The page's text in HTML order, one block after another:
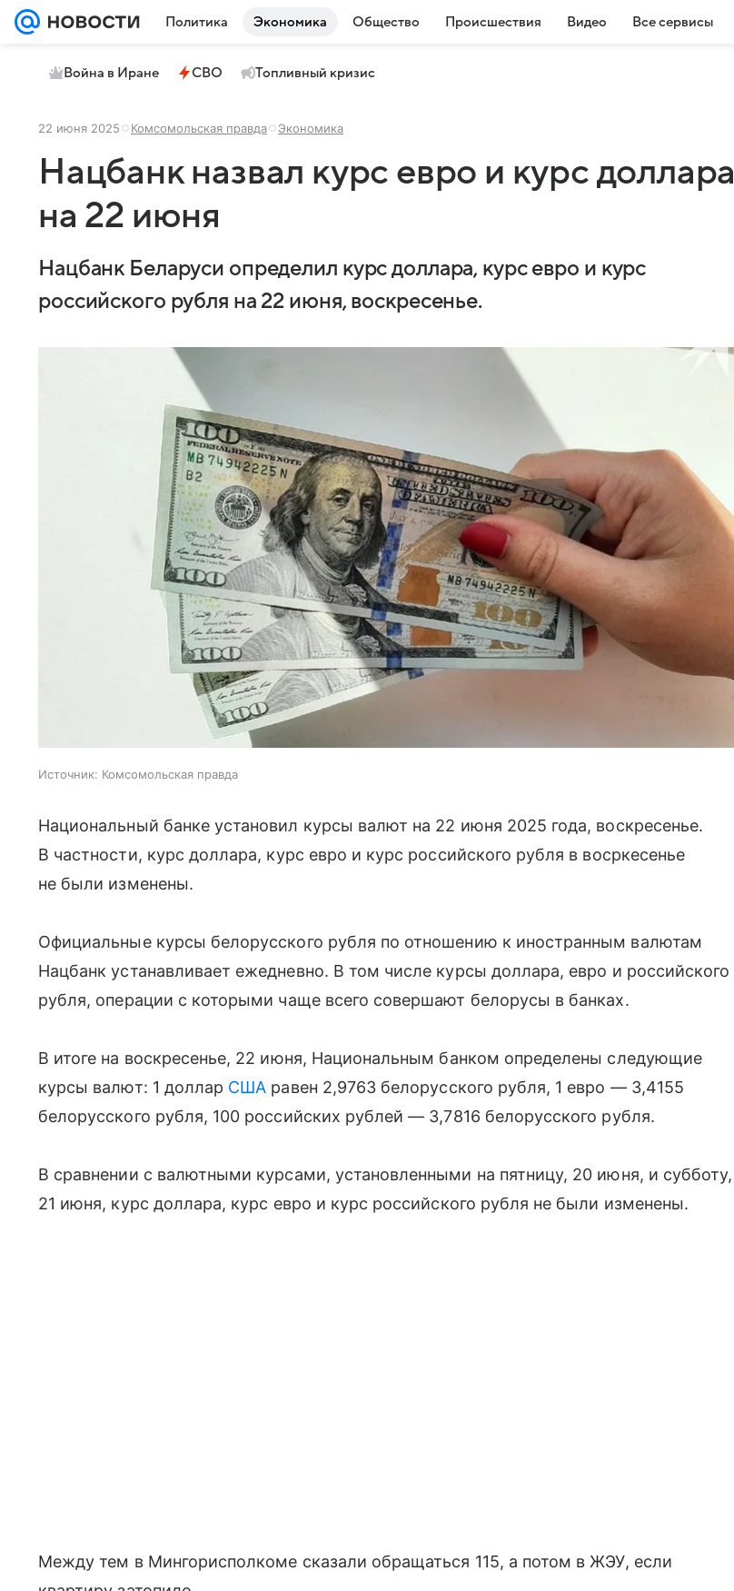
Политика Экономика Общество Происшествия Видео Все сервисы
Война в Иране СВО Топливный кризис
22 июня 2025 Комсомольская правда Экономика
Нацбанк назвал курс евро и курс доллара
на 22 июня
Нацбанк Беларуси определил курс доллара, курс евро и курс
российского рубля на 22 июня, воскресенье.
Источник: Комсомольская правда
Национальный банке установил курсы валют на 22 июня 2025 года, воскресенье.
В частности, курс доллара, курс евро и курс российского рубля в восркесенье
не были изменены.
Официальные курсы белорусского рубля по отношению к иностранным валютам
Нацбанк устанавливает ежедневно. В том числе курсы доллара, евро и российского
рубля, операции с которыми чаще всего совершают белорусы в банках.
В итоге на воскресенье, 22 июня, Национальным банком определены следующие
курсы валют: 1 доллар США равен 2,9763 белорусского рубля, 1 евро — 3,4155
белорусского рубля, 100 российских рублей — 3,7816 белорусского рубля.
В сравнении с валютными курсами, установленными на пятницу, 20 июня, и субботу,
21 июня, курс доллара, курс евро и курс российского рубля не были изменены.
Между тем в Мингорисполкоме сказали обращаться 115, а потом в ЖЭУ, если